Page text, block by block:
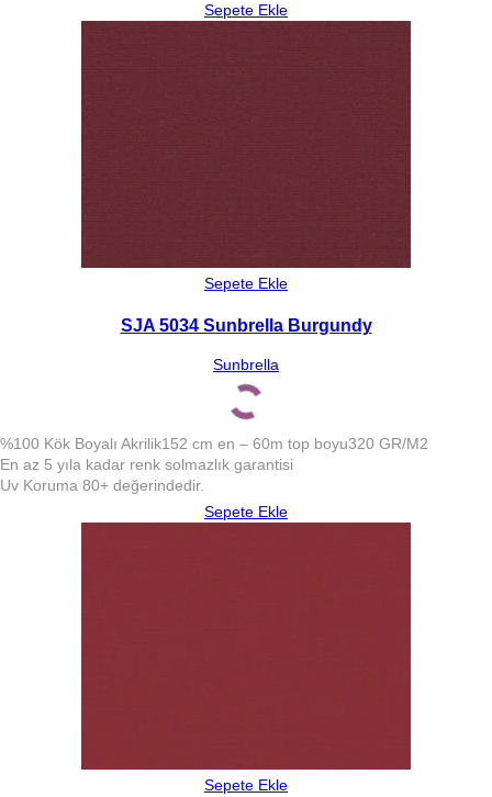
Sepete Ekle
Sepete Ekle
SJA 5034 Sunbrella Burgundy
Sunbrella
%100 Kök Boyalı Akrilik152 cm en – 60m top boyu320 GR/M2
En az 5 yıla kadar renk solmazlık garantisi
Uv Koruma 80+ değerindedir.
Sepete Ekle
Sepete Ekle